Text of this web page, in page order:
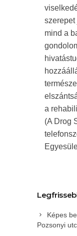
szerepet
mind a
a
(A Drog
Képes
Pozsonyi